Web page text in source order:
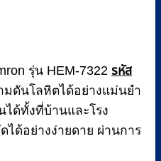
รุ่น HEM-7322 รหัส
มดันโลหิตได้อย่างแม่นยำ
ด้ทั้งที่บ้านและโรง
ได้อย่างง่ายดาย ผ่านการ